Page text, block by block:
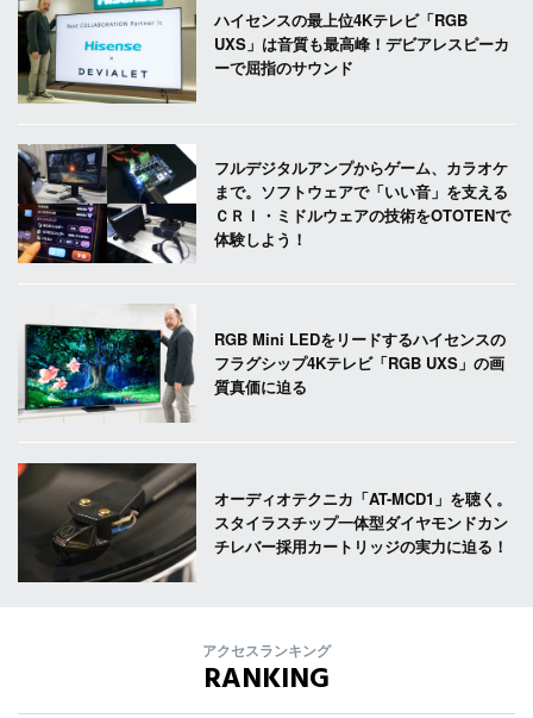
ハイセンスの最上位4Kテレビ「RGB
UXS」は音質も最高峰！デビアレスピーカ
ーで屈指のサウンド
フルデジタルアンプからゲーム、カラオケ
まで。ソフトウェアで「いい音」を支える
ＣＲＩ・ミドルウェアの技術をOTOTENで
体験しよう！
RGB Mini LEDをリードするハイセンスの
フラグシップ4Kテレビ「RGB UXS」の画
質真価に迫る
オーディオテクニカ「AT-MCD1」を聴く。
スタイラスチップ一体型ダイヤモンドカン
チレバー採用カートリッジの実力に迫る！
アクセスランキング
RANKING